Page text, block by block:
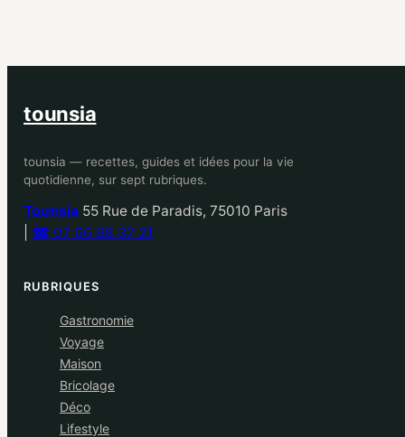
tounsia
tounsia — recettes, guides et idées pour la vie
quotidienne, sur sept rubriques.
Tounsia 55 Rue de Paradis, 75010 Paris
☎ 07 66 68 37 21
RUBRIQUES
Gastronomie
Voyage
Maison
Bricolage
Déco
Lifestyle